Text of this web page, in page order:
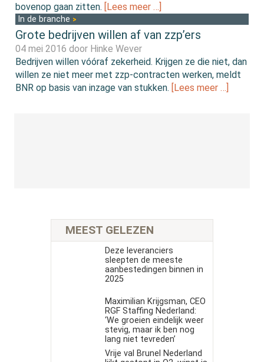
bovenop gaan zitten. [Lees meer …]
In de branche
Grote bedrijven willen af van zzp’ers
04 mei 2016 door Hinke Wever
Bedrijven willen vóóraf zekerheid. Krijgen ze die niet, dan
willen ze niet meer met zzp-contracten werken, meldt
BNR op basis van inzage van stukken. [Lees meer …]
MEEST GELEZEN
Deze leveranciers
sleepten de meeste
aanbestedingen binnen in
2025
Maximilian Krijgsman, CEO
RGF Staffing Nederland:
‘We groeien eindelijk weer
stevig, maar ik ben nog
lang niet tevreden’
Vrije val Brunel Nederland